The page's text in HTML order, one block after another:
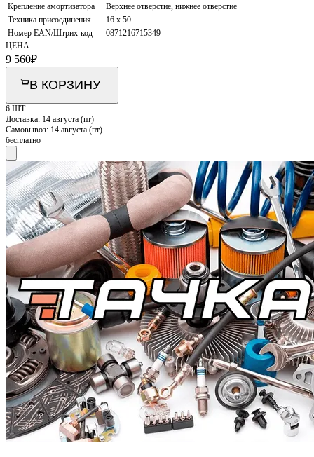
Крепление амортизатора
Верхнее отверстие, нижнее отверстие
Техника присоединения
16 x 50
Номер EAN/Штрих-код
0871216715349
ЦЕНА
9 560₽
В КОРЗИНУ
6 ШТ
Доставка: 14 августа (пт)
Самовывоз: 14 августа (пт)
бесплатно